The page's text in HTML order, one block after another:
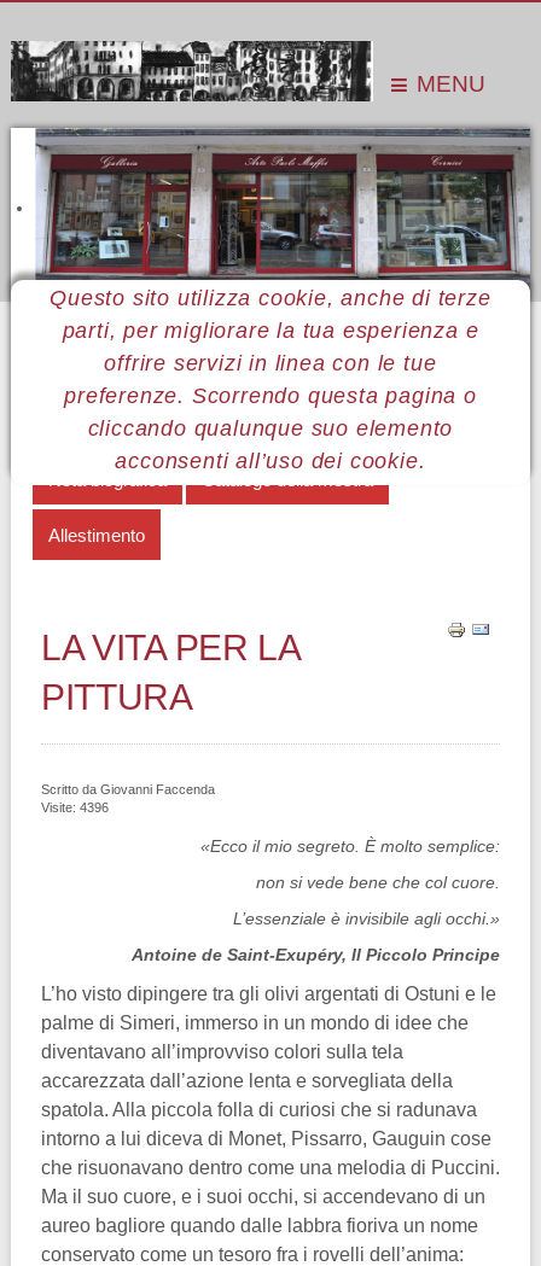
MENU
Questo sito utilizza cookie, anche di terze
parti, per migliorare la tua esperienza e
offrire servizi in linea con le tue
preferenze. Scorrendo questa pagina o
cliccando qualunque suo elemento
acconsenti all’uso dei cookie.
Sei qui: Home Le mostre Mostre 2019
Nelu Pascu
La vita per la pittura
La vita per la pittura Opere in mostra
Allestimento
LA VITA PER LA
PITTURA
Scritto da Giovanni Faccenda
Visite: 4396
«Ecco il mio segreto. È molto semplice:
non si vede bene che col cuore.
L’essenziale è invisibile agli occhi.»
Antoine de Saint-Exupéry, Il Piccolo Principe
L’ho visto dipingere tra gli olivi argentati di Ostuni e le
palme di Simeri, immerso in un mondo di idee che
diventavano all’improvviso colori sulla tela
accarezzata dall’azione lenta e sorvegliata della
spatola. Alla piccola folla di curiosi che si radunava
intorno a lui diceva di Monet, Pissarro, Gauguin cose
che risuonavano dentro come una melodia di Puccini.
Ma il suo cuore, e i suoi occhi, si accendevano di un
aureo bagliore quando dalle labbra fioriva un nome
conservato come un tesoro fra i rovelli dell’anima: